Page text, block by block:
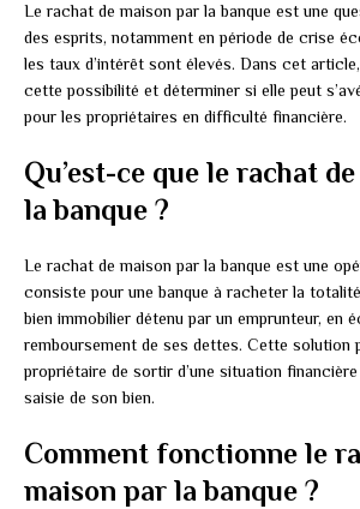
Le rachat de maison par la banque est une
des esprits, notamment en période de crise
les taux d’intérêt sont élevés. Dans cet
cette possibilité et déterminer si elle peut
pour les propriétaires en difficulté financière.
Qu’est-ce que le rachat
la banque ?
Le rachat de maison par la banque est une
consiste pour une banque à racheter la totalité
bien immobilier détenu par un emprunteur, en
remboursement de ses dettes. Cette solution
propriétaire de sortir d’une situation
saisie de son bien.
Comment fonctionne le
maison par la banque ?